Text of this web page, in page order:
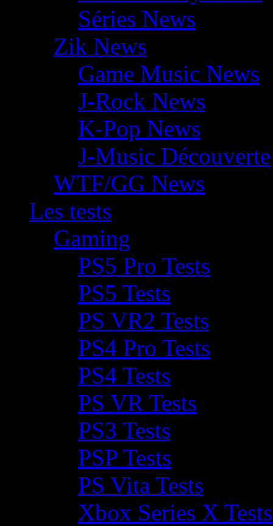
Séries News
Zik News
Game Music News
J-Rock News
K-Pop News
J-Music Découverte
WTF/GG News
Les tests
Gaming
PS5 Pro Tests
PS5 Tests
PS VR2 Tests
PS4 Pro Tests
PS4 Tests
PS VR Tests
PS3 Tests
PSP Tests
PS Vita Tests
Xbox Series X Tests